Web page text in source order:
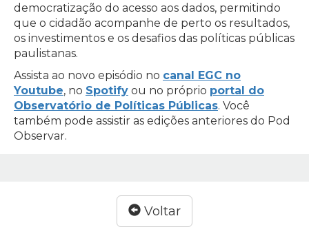
democratização do acesso aos dados, permitindo
que o cidadão acompanhe de perto os resultados,
os investimentos e os desafios das políticas públicas
paulistanas.
Assista ao novo episódio no canal EGC no
Youtube, no Spotify ou no próprio portal do
Observatório de Políticas Públicas. Você
também pode assistir as edições anteriores do Pod
Observar.
Voltar